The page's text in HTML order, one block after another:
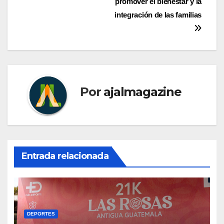
integración de las familias
Por ajalmagazine
Entrada relacionada
DEPORTES